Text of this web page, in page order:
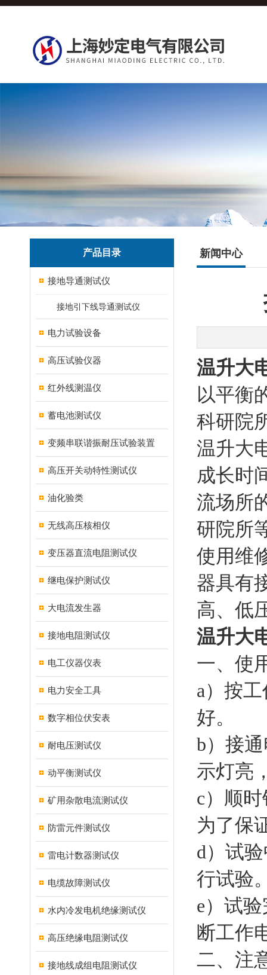
产品目录
接地导通测试仪
接地引下线导通测试仪
电力试验设备
高压试验仪器
红外线测温仪
蓄电池测试仪
变频串联谐振耐压试验装置
高压开关动特性测试仪
油化验类
无线高压核相仪
变压器直流电阻测试仪
继电保护测试仪
大电流发生器
接地电阻测试仪
电工仪器仪表
电力安全工具
数字相位伏安表
耐电压测试仪
动平衡测试仪
矿用杂散电流测试仪
防雷元件测试仪
雷电计数器测试仪
电缆故障测试仪
水内冷发电机绝缘测试仪
高压绝缘电阻测试仪
接地线成组电阻测试仪
新闻中心
温升大
以平衡
科研院
温升大
成长时
流场所
研院所
使用维
器具有
高、低
温升大
一、使
a）按
好。
b）接
示灯亮
c）顺
为了保
d）试
行试验
e）试
断工作
二、注